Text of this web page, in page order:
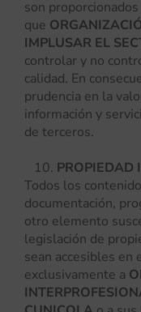
son
que
IMPLUSAR EL
controlar y no
calidad. En
prudencia en la
información y
de terceros.
PROPIEDAD
Todos los
documentación,
otro elemento
legislación de
sean accesibles
exclusivamente a